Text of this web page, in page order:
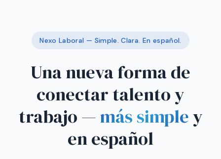
Nexo Laboral — Simple. Clara. En español.
Una nueva forma de
conectar talento y
trabajo —más simpley
en español